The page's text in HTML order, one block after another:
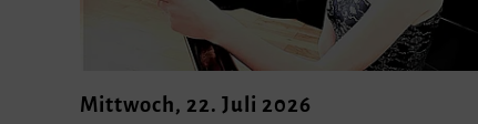
Mittwoch, 22. Juli 2026